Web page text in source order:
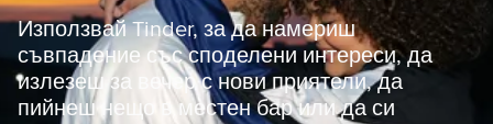
Използвай Tinder, за да намериш
съвпадение със споделени интереси, да
излезеш за вечер с нови приятели, да
пийнеш нещо в местен бар или да си